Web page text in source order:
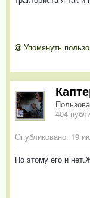
Упомянуть
404
Опубликовано: 19
По этому его и